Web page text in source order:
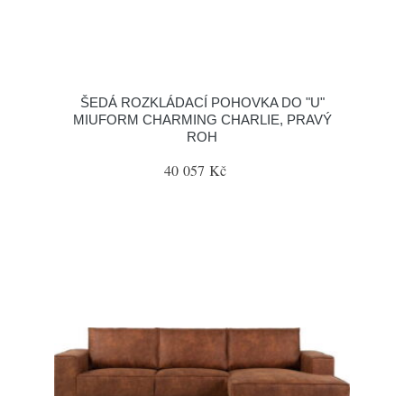
ŠEDÁ ROZKLÁDACÍ POHOVKA DO "U"
MIUFORM CHARMING CHARLIE, PRAVÝ
ROH
40 057 Kč